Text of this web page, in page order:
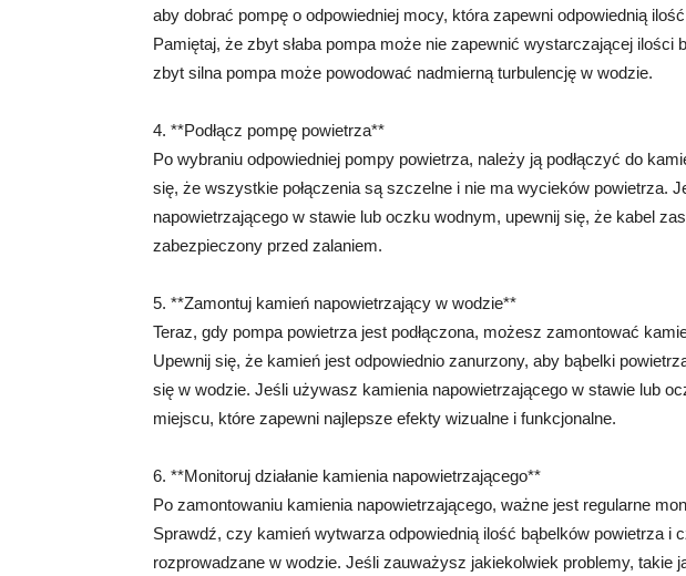
aby dobrać pompę o odpowiedniej mocy, która zapewni odpowiednią
Pamiętaj, że zbyt słaba pompa może nie zapewnić wystarczającej ilości
zbyt silna pompa może powodować nadmierną turbulencję w wodzie.
4. **Podłącz pompę powietrza**
Po wybraniu odpowiedniej pompy powietrza, należy ją podłączyć do
się, że wszystkie połączenia są szczelne i nie ma wycieków powietrza.
napowietrzającego w stawie lub oczku wodnym, upewnij się, że kabel
zabezpieczony przed zalaniem.
5. **Zamontuj kamień napowietrzający w wodzie**
Teraz, gdy pompa powietrza jest podłączona, możesz zamontować
Upewnij się, że kamień jest odpowiednio zanurzony, aby bąbelki
się w wodzie. Jeśli używasz kamienia napowietrzającego w stawie lub
miejscu, które zapewni najlepsze efekty wizualne i funkcjonalne.
6. **Monitoruj działanie kamienia napowietrzającego**
Po zamontowaniu kamienia napowietrzającego, ważne jest regularne
Sprawdź, czy kamień wytwarza odpowiednią ilość bąbelków powietrza i
rozprowadzane w wodzie. Jeśli zauważysz jakiekolwiek problemy, takie